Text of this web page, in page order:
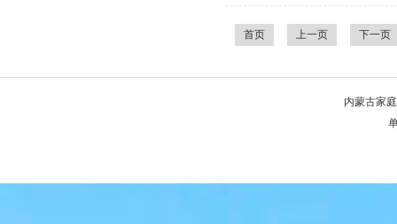
首页 上一页 下一页
内蒙古家